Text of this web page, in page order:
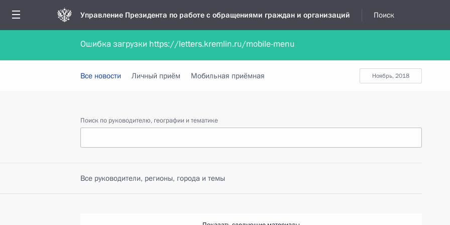
Управление Президента по работе с обращениями граждан и организаций Поиск
Обратиться в форме электронного документа Обратиться в устной форме
ноябрь, 2018
Все новости Личный приём Мобильная приёмная
Поиск по руководителю, географии и тематике
Все руководители, регионы, города и темы
Ошибка загрузки https://letters.kremlin.ru/mobile-menu